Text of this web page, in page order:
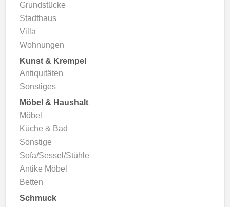
Grundstücke
Stadthaus
Villa
Wohnungen
Kunst & Krempel
Antiquitäten
Sonstiges
Möbel & Haushalt
Möbel
Küche & Bad
Sonstige
Sofa/Sessel/Stühle
Antike Möbel
Betten
Schmuck